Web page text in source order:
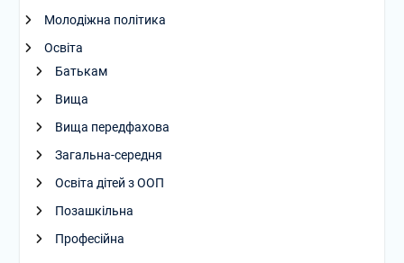
Молодіжна політика
Освіта
Батькам
Вища
Вища передфахова
Загальна-середня
Освіта дітей з ООП
Позашкільна
Професійна